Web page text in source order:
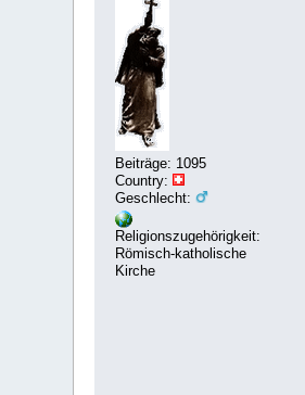
Beiträge: 1095
Country:
Geschlecht:
Religionszugehörigkeit:
Römisch-katholische
Kirche